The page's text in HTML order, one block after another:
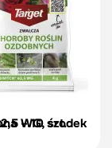
– 10 szt.
WG, środek